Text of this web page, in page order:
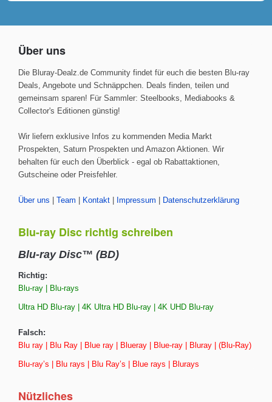
Über uns
Die Bluray-Dealz.de Community findet für euch die besten Blu-ray
Deals, Angebote und Schnäppchen. Deals finden, teilen und
gemeinsam sparen! Für Sammler: Steelbooks, Mediabooks &
Collector's Editionen günstig!
Wir liefern exklusive Infos zu kommenden Media Markt
Prospekten, Saturn Prospekten und Amazon Aktionen. Wir
behalten für euch den Überblick - egal ob Rabattaktionen,
Gutscheine oder Preisfehler.
Über uns Team Kontakt Impressum Datenschutzerklärung
Blu-ray Disc richtig schreiben
Blu-ray Disc™ (BD)
Richtig:
Blu-ray | Blu-rays
Ultra HD Blu-ray | 4K Ultra HD Blu-ray | 4K UHD Blu-ray
Falsch:
Blu ray | Blu Ray | Blue ray | Blueray | Blue-ray | Bluray | (Blu-Ray)
Blu-ray’s | Blu rays | Blu Ray’s | Blue rays | Blurays
Nützliches